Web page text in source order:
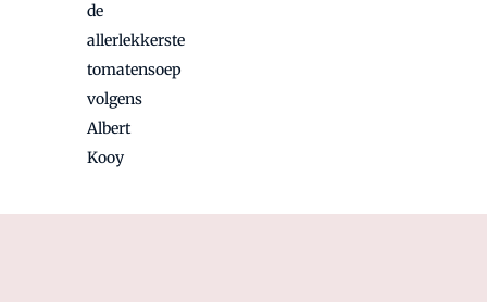
de
allerlekkerste
tomatensoep
volgens
Albert
Kooy